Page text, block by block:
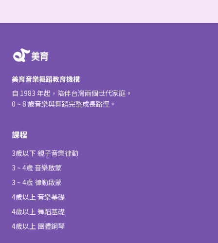
美育音樂舞蹈教育機構
自 1983 年起，陪伴台灣兩個世代家庭。
0 ~ 8 歲音樂與舞蹈完整成長路徑。
課程
3歲以下 親子音樂律動
3 ~ 4歲 音樂啟蒙
3 ~ 4歲 律動啟蒙
4歲以上 音樂基礎
4歲以上 舞蹈基礎
4歲以上 團體鋼琴